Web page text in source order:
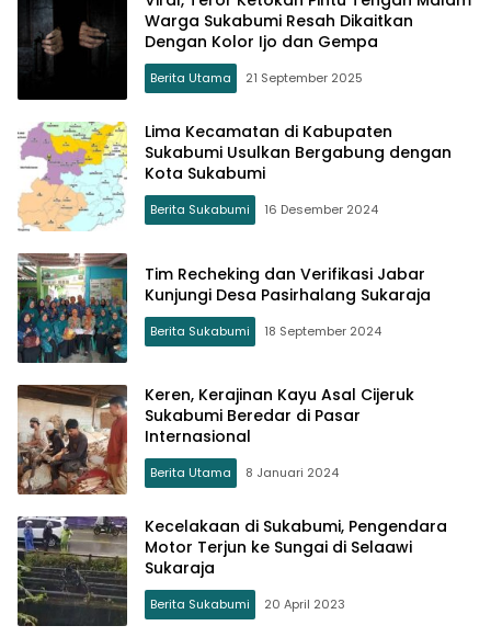
Warga Sukabumi Resah Dikaitkan
Dengan Kolor Ijo dan Gempa
Berita Utama 21 September 2025
Lima Kecamatan di Kabupaten
Sukabumi Usulkan Bergabung dengan
Kota Sukabumi
Berita Sukabumi 16 Desember 2024
Tim Recheking dan Verifikasi Jabar
Kunjungi Desa Pasirhalang Sukaraja
Berita Sukabumi 18 September 2024
Keren, Kerajinan Kayu Asal Cijeruk
Sukabumi Beredar di Pasar
Internasional
Berita Utama 8 Januari 2024
Kecelakaan di Sukabumi, Pengendara
Motor Terjun ke Sungai di Selaawi
Sukaraja
Berita Sukabumi 20 April 2023